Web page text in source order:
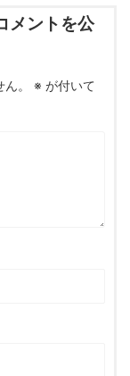
メントを公
。 ※ が付いて